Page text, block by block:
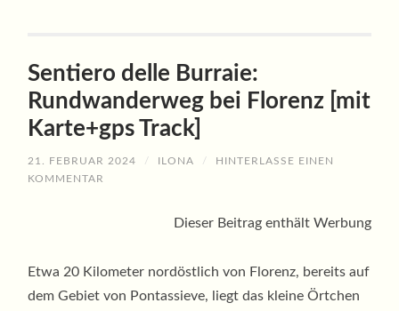
Sentiero delle Burraie:
Rundwanderweg bei Florenz [mit
Karte+gps Track]
21. FEBRUAR 2024 / ILONA /
HINTERLASSE EINEN
KOMMENTAR
Dieser Beitrag enthält Werbung
Etwa 20 Kilometer nordöstlich von Florenz, bereits auf
dem Gebiet von Pontassieve, liegt das kleine Örtchen